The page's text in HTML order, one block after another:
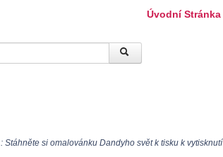
Úvodní Stránka
: Stáhněte si omalovánku Dandyho svět k tisku k vytisknutí